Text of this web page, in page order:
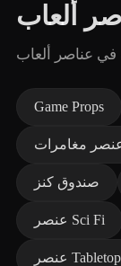
ألعاب
Game Props
مغامرات
صندوق كنز
عنصر Sci Fi
عنصر Tabletop